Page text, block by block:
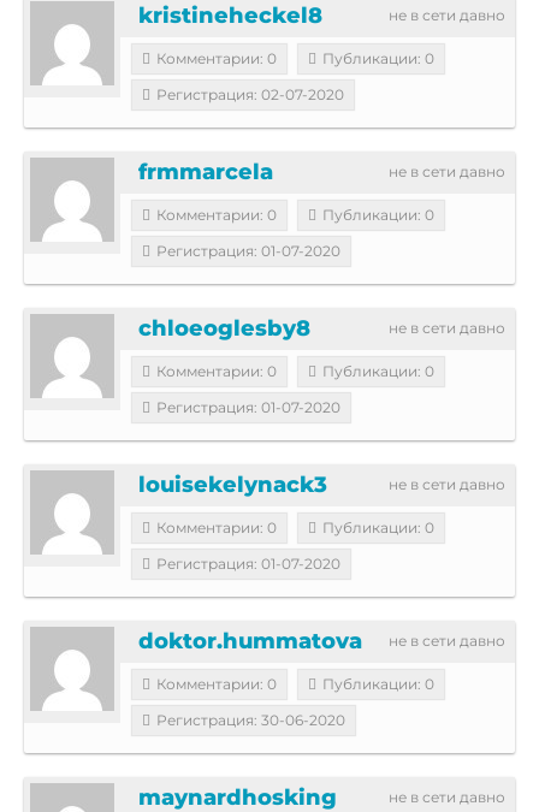
не в сети давно
kristineheckel8
Комментарии: 0
Публикации: 0
Регистрация: 02-07-2020
не в сети давно
frmmarcela
Комментарии: 0
Публикации: 0
Регистрация: 01-07-2020
не в сети давно
chloeoglesby8
Комментарии: 0
Публикации: 0
Регистрация: 01-07-2020
не в сети давно
louisekelynack3
Комментарии: 0
Публикации: 0
Регистрация: 01-07-2020
не в сети давно
doktor.hummatova
Комментарии: 0
Публикации: 0
Регистрация: 30-06-2020
не в сети давно
maynardhosking